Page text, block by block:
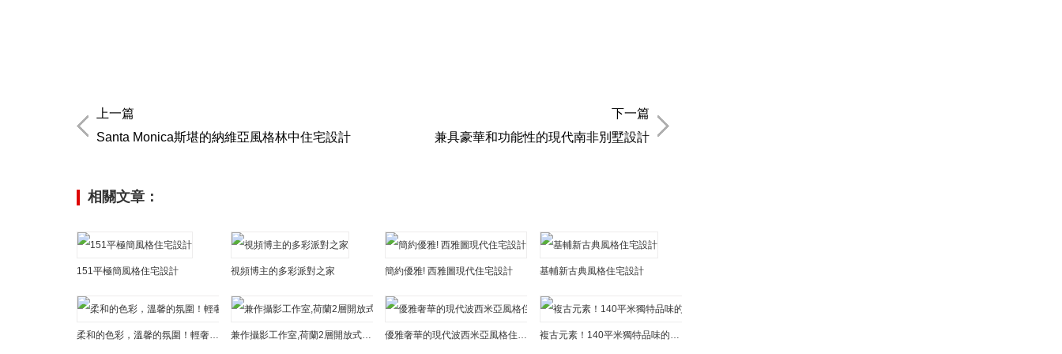
上一篇
Santa Monica斯堪的納維亞風格林中住宅設計
下一篇
兼具豪華和功能性的現代南非別墅設計
相關文章：
151平極簡風格住宅設計 視頻博主的多彩派對之家 簡約優雅! 西雅圖現代住宅設計 基輔新古典風格住宅設計
柔和的色彩，溫馨的氛圍！輕奢風格現代住宅設計 兼作攝影工作室,荷蘭2層開放式空間的住宅設計 優雅奢華的現代波西米亞風格住宅設計 複古元素！140平米獨特品味的現代住宅設計